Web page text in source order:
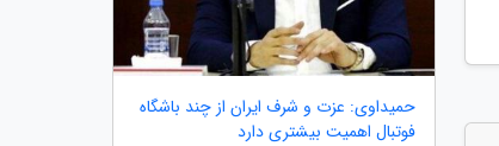
حمیداوی: عزت و شرف ایران از چند باشگاه
فوتبال اهمیت بیشتری دارد